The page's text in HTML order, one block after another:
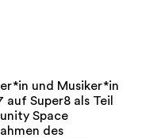
und Musiker*in
Super8 als Teil
Space
des